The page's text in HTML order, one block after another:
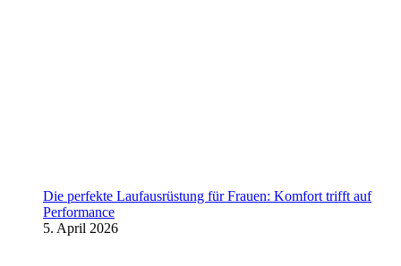
Die perfekte Laufausrüstung für Frauen: Komfort trifft auf
Performance
5. April 2026